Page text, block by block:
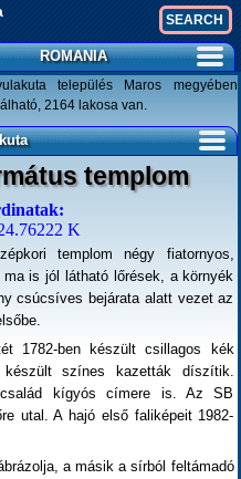
ROMANIA
település Maros megyében
2164 lakosa van.
templom
K
templom négy fiatornyos,
is jól látható lőrések, a környék
csúcsíves bejárata alatt vezet az
1782-ben készült csillagos kék
színes kazetták díszítik.
kígyós címere is. Az SB
utal. A hajó első faliképeit 1982-
a másik a sírból feltámadó